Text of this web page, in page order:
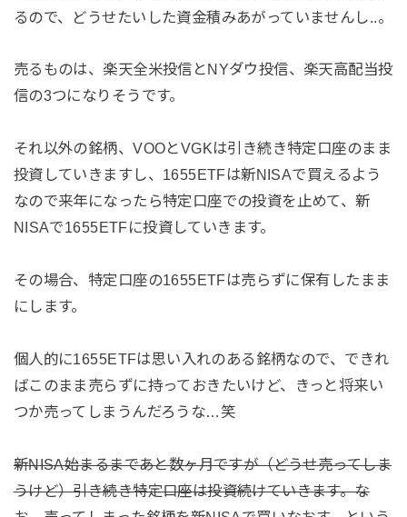
るので、どうせたいした資金積みあがっていませんし..。
売るものは、楽天全米投信とNYダウ投信、楽天高配当投
信の3つになりそうです。
それ以外の銘柄、VOOとVGKは引き続き特定口座のまま
投資していきますし、1655ETFは新NISAで買えるよう
なので来年になったら特定口座での投資を止めて、新
NISAで1655ETFに投資していきます。
その場合、特定口座の1655ETFは売らずに保有したまま
にします。
個人的に1655ETFは思い入れのある銘柄なので、できれ
ばこのまま売らずに持っておきたいけど、きっと将来い
つか売ってしまうんだろうな…笑
新NISA始まるまであと数ヶ月ですが（どうせ売ってしま
うけど）引き続き特定口座は投資続けていきます。な